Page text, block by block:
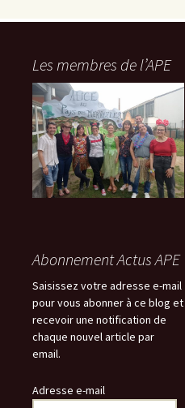
Les membres de l’APE
Abonnement Actus APE
Saisissez votre adresse e-mail
pour vous abonner à ce blog et
recevoir une notification de
chaque nouvel article par
email.
Adresse e-mail